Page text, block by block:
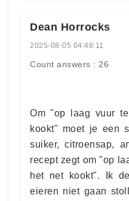
Dean Horrocks
2025-08-05 04:48:11
Count answers : 26
Om "op laag vuur
kookt" moet je een
suiker, citroensap,
recept zegt om "op
het net kookt". Ik
eieren niet gaan